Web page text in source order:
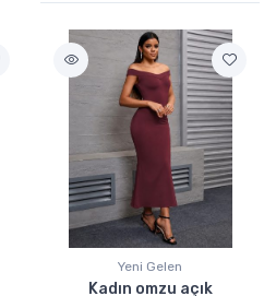
Yeni Gelen
Kadın omzu açık